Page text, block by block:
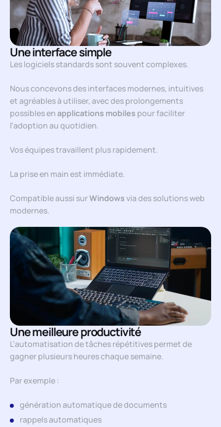
Une interface simple
Les logiciels standards sont souvent complexes.
Nous concevons des interfaces modernes, intuitives
et agréables à utiliser, avec des prolongements
possibles enapplications mobiles pour faciliter
l’adoption au quotidien.
Vos équipes travaillent plus rapidement.
La prise en main est immédiate.
Compatible aussi surWindowsvia des solutions web
modernes.
Une meilleure productivité
L’automatisation de tâches répétitives permet de
gagner plusieurs heures chaque semaine.
Par exemple :
génération automatique de documents
rappels automatiques